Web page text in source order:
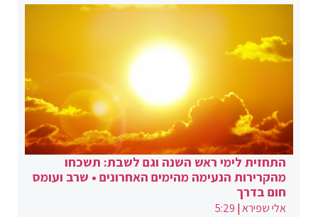
התחזית לימי ראש השנה וגם לשבת: תשכחו
מהקרירות הנעימה מהימים האחרונים • שרב ועומס
חום בדרך
אלי שפירא|
5:29